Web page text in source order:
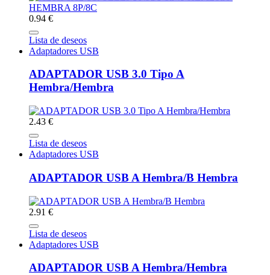
0.94 €
Lista de deseos
Adaptadores USB
ADAPTADOR USB 3.0 Tipo A
Hembra/Hembra
2.43 €
Lista de deseos
Adaptadores USB
ADAPTADOR USB A Hembra/B Hembra
2.91 €
Lista de deseos
Adaptadores USB
ADAPTADOR USB A Hembra/Hembra